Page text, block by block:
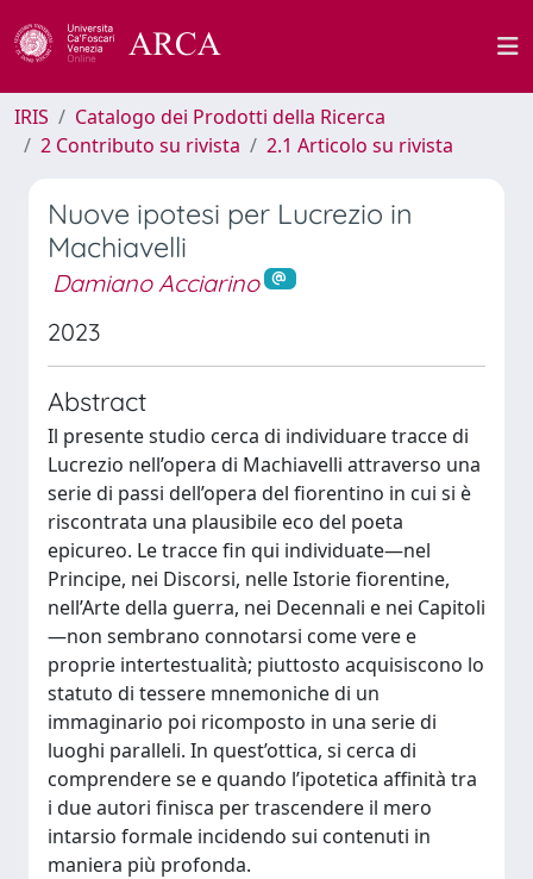
IRIS
Catalogo dei Prodotti della Ricerca
2 Contributo su rivista
2.1 Articolo su rivista
Nuove ipotesi per Lucrezio in
Machiavelli
Damiano Acciarino
2023
Abstract
Il presente studio cerca di individuare tracce di
Lucrezio nell’opera di Machiavelli attraverso una
serie di passi dell’opera del fiorentino in cui si è
riscontrata una plausibile eco del poeta
epicureo. Le tracce fin qui individuate—nel
Principe, nei Discorsi, nelle Istorie fiorentine,
nell’Arte della guerra, nei Decennali e nei Capitoli
—non sembrano connotarsi come vere e
proprie intertestualità; piuttosto acquisiscono lo
statuto di tessere mnemoniche di un
immaginario poi ricomposto in una serie di
luoghi paralleli. In quest’ottica, si cerca di
comprendere se e quando l’ipotetica affinità tra
i due autori finisca per trascendere il mero
intarsio formale incidendo sui contenuti in
maniera più profonda.